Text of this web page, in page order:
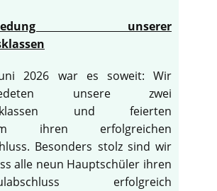
unserer
2026 war es soweit: Wir
unsere zwei
und feierten
ihren erfolgreichen
Besonders stolz sind wir
alle neun Hauptschüler ihren
erfolgreich